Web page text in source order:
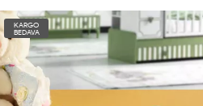
KARGO
BEDAVA